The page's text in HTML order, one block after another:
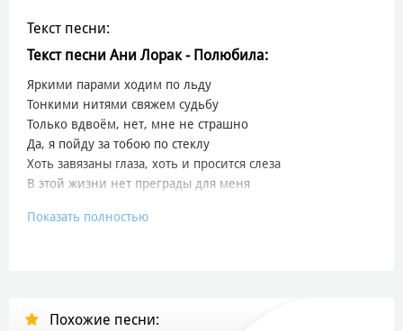
Текст песни:
Текст песни Ани Лорак - Полюбила:
Яркими парами ходим по льду
Тонкими нитями свяжем судьбу
Только вдвоём, нет, мне не страшно
Да, я пойду за тобою по стеклу
Хоть завязаны глаза, хоть и просится слеза
В этой жизни нет преграды для меня
Полюбила, полюбила
На свою беду, любимый
Показать полностью
Похожие песни: